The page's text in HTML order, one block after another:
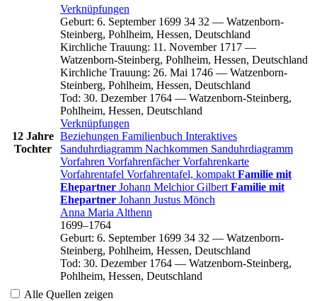
12 Jahre
Tochter
Verknüpfungen
Geburt: 6. September 1699 34 32 — Watzenborn-
Steinberg, Pohlheim, Hessen, Deutschland
Kirchliche Trauung: 11. November 1717 —
Watzenborn-Steinberg, Pohlheim, Hessen, Deutschland
Kirchliche Trauung: 26. Mai 1746 — Watzenborn-
Steinberg, Pohlheim, Hessen, Deutschland
Tod: 30. Dezember 1764 — Watzenborn-Steinberg,
Pohlheim, Hessen, Deutschland
Verknüpfungen
Beziehungen Familienbuch Interaktives
Sanduhrdiagramm Nachkommen Sanduhrdiagramm
Vorfahren VorfahrenfächerVorfahrenkarte
Vorfahrentafel Vorfahrentafel, kompakt Familie mit
Ehepartner Johann MelchiorGilbert Familie mit
Ehepartner Johann Justus Mönch
Anna Maria Althenn
1699–1764
Geburt: 6. September 1699 34 32 — Watzenborn-
Steinberg, Pohlheim, Hessen, Deutschland
Tod: 30. Dezember 1764 — Watzenborn-Steinberg,
Pohlheim, Hessen, Deutschland
Alle Quellen zeigen